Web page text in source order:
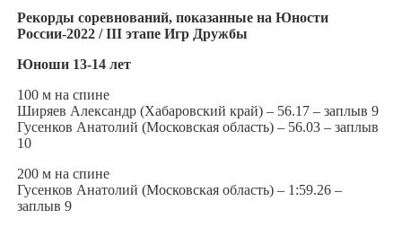
Рекорды соревнований, показанные на Юности
России-2022 / III этапе Игр Дружбы
Юноши 13-14 лет
100 м на спине
Ширяев Александр (Хабаровский край) – 56.17 – заплыв 9
Гусенков Анатолий (Московская область) – 56.03 – заплыв
10
200 м на спине
Гусенков Анатолий (Московская область) – 1:59.26 –
заплыв 9